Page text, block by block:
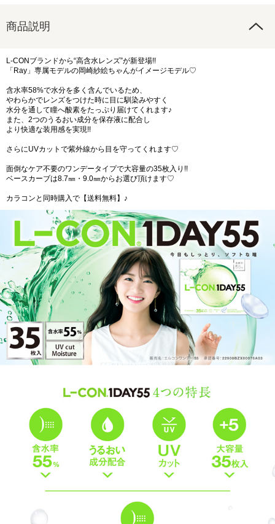
商品説明
L-CONブランドから“高含水レンズ”が新登場!!
「Ray」専属モデルの岡崎紗絵ちゃんがイメージモデル♡
含水率58%で水分を多く含んでいるため、
やわらかでレンズをつけた時に目に馴染みやすく
水分を通して瞳へ酸素をたっぷり届けてくれます♪
また、2つのうるおい成分を保存液に配合し
より快適な装用感を実現!!
さらにUVカットで紫外線から目を守ってくれます♡
面倒なケア不要のワンデータイプで大容量の35枚入り!!
ベースカーブは8.7㎜・9.0㎜からお選び頂けます♡
カラコンと同時購入で【送料無料】♪